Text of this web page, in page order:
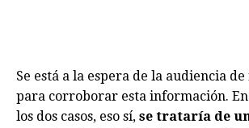
Se está a la espera de la audiencia
para corroborar esta información.
los dos casos, eso sí, se trataría de